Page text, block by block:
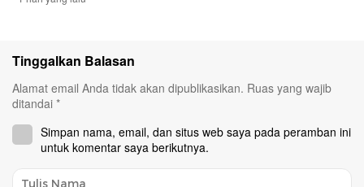
Tinggalkan Balasan
Alamat email Anda tidak akan dipublikasikan. Ruas yang wajib
ditandai *
Simpan nama, email, dan situs web saya pada peramban ini
untuk komentar saya berikutnya.